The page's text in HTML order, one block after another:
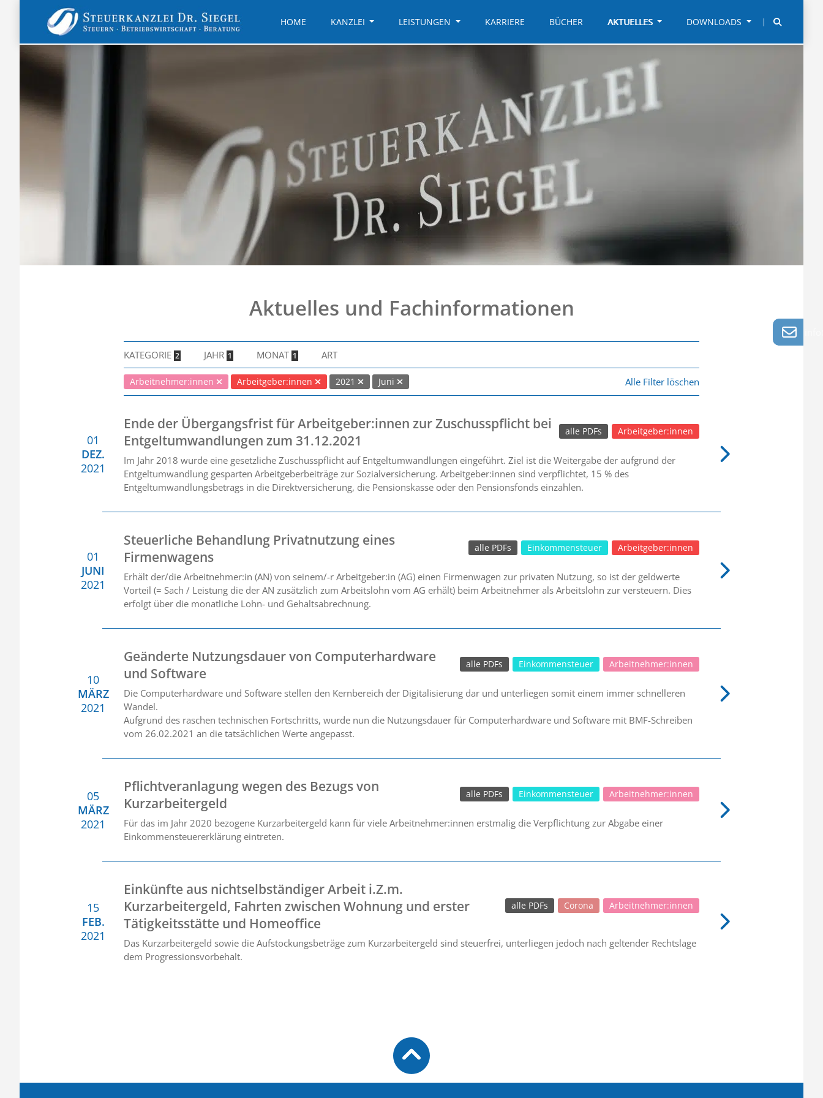
HOME KANZLEI LEISTUNGEN KARRIERE BÜCHER AKTUELLES DOWNLOADS
Aktuelles und Fachinformationen
KATEGORIE 2 JAHR 1 MONAT 1 ART
Arbeitnehmer:innen Arbeitgeber:innen 2021 Juni Alle Filter löschen
01
DEZ.
2021
Ende der Übergangsfrist für Arbeitgeber:innen zur Zuschusspflicht bei
Entgeltumwandlungen zum 31.12.2021
Arbeitgeber:innen
alle PDFs
Im Jahr 2018 wurde eine gesetzliche Zuschusspflicht auf Entgeltumwandlungen eingeführt. Ziel ist die Weitergabe der aufgrund der
Entgeltumwandlung gesparten Arbeitgeberbeiträge zur Sozialversicherung. Arbeitgeber:innen sind verpflichtet, 15 % des
Entgeltumwandlungsbetrags in die Direktversicherung, die Pensionskasse oder den Pensionsfonds einzahlen.
01
JUNI
2021
Steuerliche Behandlung Privatnutzung eines
Firmenwagens
Arbeitgeber:innen
Einkommensteuer
alle PDFs
Erhält der/die Arbeitnehmer:in (AN) von seinem/-r Arbeitgeber:in (AG) einen Firmenwagen zur privaten Nutzung, so ist der geldwerte
Vorteil (= Sach / Leistung die der AN zusätzlich zum Arbeitslohn vom AG erhält) beim Arbeitnehmer als Arbeitslohn zur versteuern. Dies
erfolgt über die monatliche Lohn- und Gehaltsabrechnung.
10
MÄRZ
2021
Geänderte Nutzungsdauer von Computerhardware
und Software
Arbeitnehmer:innen
Einkommensteuer
alle PDFs
Die Computerhardware und Software stellen den Kernbereich der Digitalisierung dar und unterliegen somit einem immer schnelleren
Wandel.
Aufgrund des raschen technischen Fortschritts, wurde nun die Nutzungsdauer für Computerhardware und Software mit BMF-Schreiben
vom 26.02.2021 an die tatsächlichen Werte angepasst.
05
MÄRZ
2021
Pflichtveranlagung wegen des Bezugs von
Kurzarbeitergeld
Arbeitnehmer:innen
Einkommensteuer
alle PDFs
Für das im Jahr 2020 bezogene Kurzarbeitergeld kann für viele Arbeitnehmer:innen erstmalig die Verpflichtung zur Abgabe einer
Einkommensteuererklärung eintreten.
15
FEB.
2021
Einkünfte aus nichtselbständiger Arbeit i.Z.m.
Kurzarbeitergeld, Fahrten zwischen Wohnung und erster
Tätigkeitsstätte und Homeoffice
Arbeitnehmer:innen
Corona
alle PDFs
Das Kurzarbeitergeld sowie die Aufstockungsbeträge zum Kurzarbeitergeld sind steuerfrei, unterliegen jedoch nach geltender Rechtslage
dem Progressionsvorbehalt.